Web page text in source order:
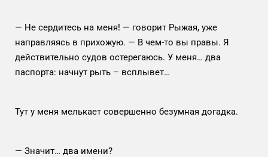
— Не сердитесь на меня! — говорит Рыжая, уже
направляясь в прихожую. — В чем-то вы правы. Я
действительно судов остерегаюсь. У меня… два
паспорта: начнут рыть – всплывет…
Тут у меня мелькает совершенно безумная догадка.
— Значит… два имени?